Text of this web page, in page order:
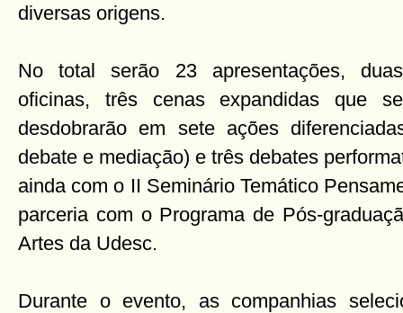
diversas origens.
No total serão 23 apresentações, duas
oficinas, três cenas expandidas que se
desdobrarão em sete ações
debate e mediação) e três debates
ainda com o II Seminário Temático
parceria com o Programa de Pós-
Artes da Udesc.
Durante o evento, as companhias